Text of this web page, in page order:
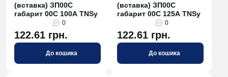
(вставка) ЗП00C
габарит 00С 100А TNSy
0
122.61 грн.
До кошика
(вставка) ЗП00C
габарит 00С 125А TNSy
0
122.61 грн.
До кошика